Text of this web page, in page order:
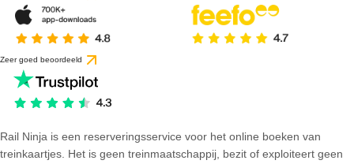
Zeer goed beoordeeld
Rail Ninja is een reserveringsservice voor het online boeken van
treinkaartjes. Het is geen treinmaatschappij, bezit of exploiteert geen